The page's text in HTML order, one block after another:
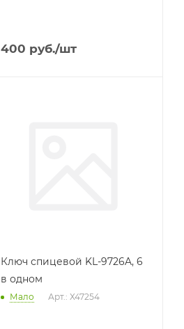
400 руб./шт
Ключ спицевой KL-9726A, 6
в одном
Мало Арт.: Х47254